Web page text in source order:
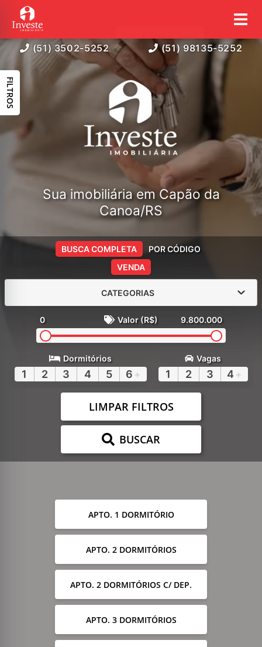
(51) 3502-5252 (51) 98135-5252
Sua imobiliária em Capão da
Canoa/RS
VENDA
BUSCA COMPLETA POR CÓDIGO
CATEGORIAS
0 Valor (R$) 9.800.000
Dormitórios
1 2 3 4 5 6 +
Vagas
1 2 3 4 +
LIMPAR FILTROS
BUSCAR
APTO. 1 DORMITÓRIO
APTO. 2 DORMITÓRIOS
APTO. 2 DORMITÓRIOS C/ DEP.
APTO. 3 DORMITÓRIOS
FILTROS